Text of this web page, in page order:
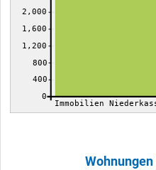
0
400
800
1,200
1,600
2,000
Immobilien